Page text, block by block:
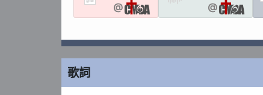
@
@
歌詞